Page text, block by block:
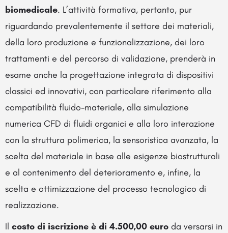
biomedicale. L’attività formativa, pertanto, pur
riguardando prevalentemente il settore dei materiali,
della loro produzione e funzionalizzazione, dei loro
trattamenti e del percorso di validazione, prenderà in
esame anche la progettazione integrata di dispositivi
classici ed innovativi, con particolare riferimento alla
compatibilità fluido-materiale, alla simulazione
numerica CFD di fluidi organici e alla loro interazione
con la struttura polimerica, la sensoristica avanzata, la
scelta del materiale in base alle esigenze biostrutturali
e al contenimento del deterioramento e, infine, la
scelta e ottimizzazione del processo tecnologico di
realizzazione.
Il costo di iscrizione è di 4.500,00 euro da versarsi in